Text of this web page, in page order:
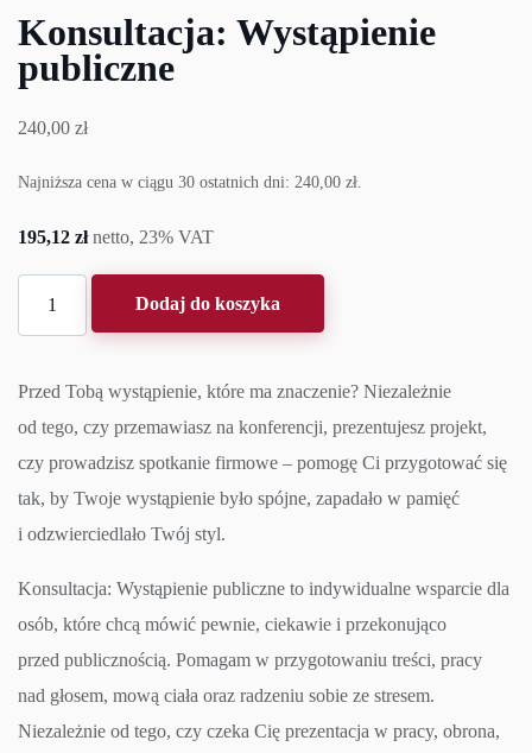
Konsultacja: Wystąpienie
publiczne
240,00 zł
Najniższa cena w ciągu 30 ostatnich dni: 240,00 zł.
195,12 złnetto, 23% VAT
Konsultacja:
publiczne
Dodaj do koszyka
Przed Tobą wystąpienie, które ma znaczenie? Niezależnie
od tego, czy przemawiasz na konferencji, prezentujesz projekt,
czy prowadzisz spotkanie firmowe – pomogę Ci przygotować się
tak, by Twoje wystąpienie było spójne, zapadało w pamięć
i odzwierciedlało Twój styl.
Konsultacja: Wystąpienie publiczne to indywidualne wsparcie dla
osób, które chcą mówić pewnie, ciekawie i przekonująco
przed publicznością. Pomagam w przygotowaniu treści, pracy
nad głosem, mową ciała oraz radzeniu sobie ze stresem.
Niezależnie od tego, czy czeka Cię prezentacja w pracy, obrona,